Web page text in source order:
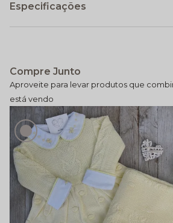
Especificações
Compre Junto